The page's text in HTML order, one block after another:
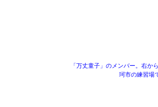
「万丈童子」のメンバー。右か
珂市の練習場